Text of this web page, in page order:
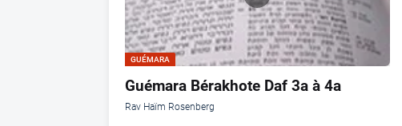
GUÉMARA
Guémara Bérakhote Daf 3a à 4a
Rav Haïm Rosenberg